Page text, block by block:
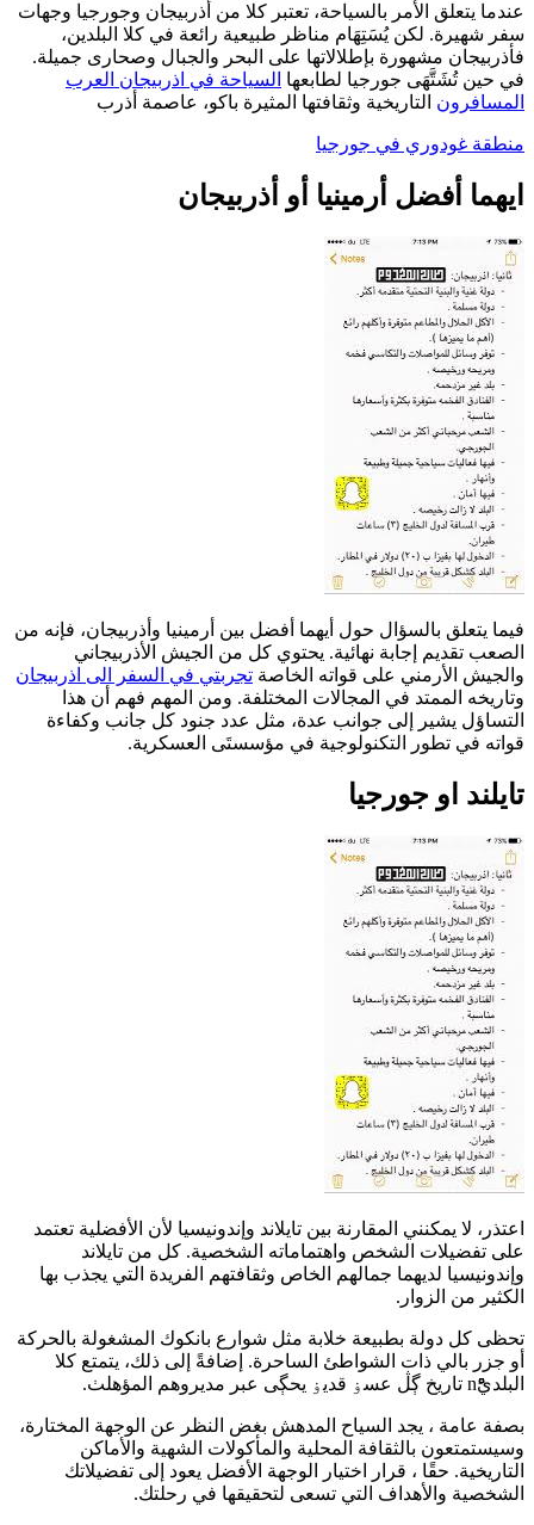
عندما يتعلق الأمر بالسياحة، تعتبر كلا من أذربيجان وجورجيا وجهات
سفر شهيرة. لكن يُسَتِهَام مناظر طبيعية رائعة في كلا البلدين،
فأذربيجان مشهورة بإطلالاتها على البحر والجبال وصحارى جميلة.
في حين تُشَتَّهَى جورجيا لطابعها السياحة في اذربيجان العرب
المسافرون التاريخية وثقافتها المثيرة باكو، عاصمة أذرب
منطقة غودوري في جورجيا
ايهما أفضل أرمينيا أو أذربيجان
فيما يتعلق بالسؤال حول أيهما أفضل بين أرمينيا وأذربيجان، فإنه من
الصعب تقديم إجابة نهائية. يحتوي كل من الجيش الأذربيجاني
والجيش الأرمني على قواته الخاصة تجربتي في السفر الى اذربيجان
وتاريخه الممتد في المجالات المختلفة. ومن المهم فهم أن هذا
التساؤل يشير إلى جوانب عدة، مثل عدد جنود كل جانب وكفاءة
قواته في تطور التكنولوجية في مؤسستَى العسكرية.
تايلند او جورجيا
اعتذر، لا يمكنني المقارنة بين تايلاند وإندونيسيا لأن الأفضلية تعتمد
على تفضيلات الشخص واهتماماته الشخصية. كل من تايلاند
وإندونيسيا لديهما جمالهم الخاص وثقافتهم الفريدة التي يجذب بها
الكثير من الزوار.
تحظى كل دولة بطبيعة خلابة مثل شوارع بانكوك المشغولة بالحركة
أو جزر بالي ذات الشواطئ الساحرة. إضافةً إلى ذلك، يتمتع كلا
البلديَََْْْْْْْn تاریخ ڳڷ عسۏ قديۏ يحڳى عبر مديروهم المؤھلٺ.
بصفة عامة ، يجد السياح المدهش بغض النظر عن الوجهة المختارة،
وسيستمتعون بالثقافة المحلية والمأكولات الشهية والأماكن
التاريخية. حقًا ، قرار اختيار الوجهة الأفضل يعود إلى تفضيلاتك
الشخصية والأهداف التي تسعى لتحقيقها في رحلتك.